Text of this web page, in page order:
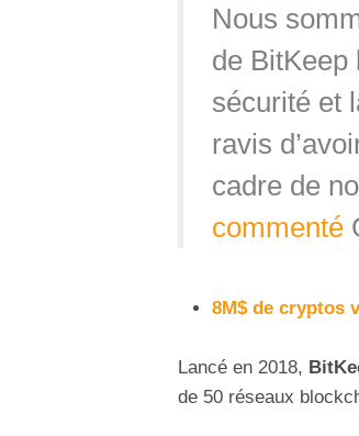
Nous
de BitKeep
sécurité et
ravis
cadre de
commenté
8M$ de cryptos
Lancé en 2018,
de 50 réseaux